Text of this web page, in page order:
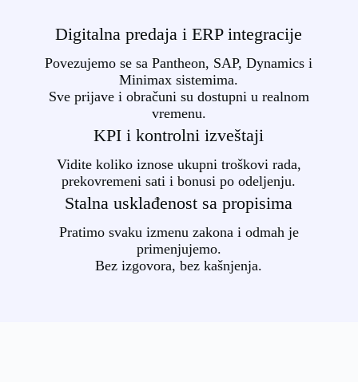
Digitalna predaja i ERP integracije
Povezujemo se sa Pantheon, SAP, Dynamics i
Minimax sistemima.
Sve prijave i obračuni su dostupni u realnom
vremenu.
KPI i kontrolni izveštaji
Vidite koliko iznose ukupni troškovi rada,
prekovremeni sati i bonusi po odeljenju.
Stalna usklađenost sa propisima
Pratimo svaku izmenu zakona i odmah je
primenjujemo.
Bez izgovora, bez kašnjenja.